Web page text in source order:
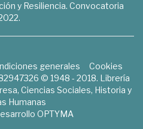
y Resiliencia. Convocatoria
generales
Cookies
© 1948 - 2018. Librería
Ciencias Sociales, Historia y
Humanas
OPTYMA